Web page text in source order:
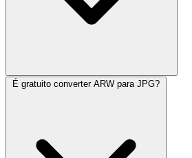
É gratuito converter ARW para JPG?